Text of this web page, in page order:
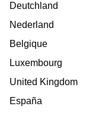
Deutchland
Nederland
Belgique
Luxembourg
United Kingdom
España